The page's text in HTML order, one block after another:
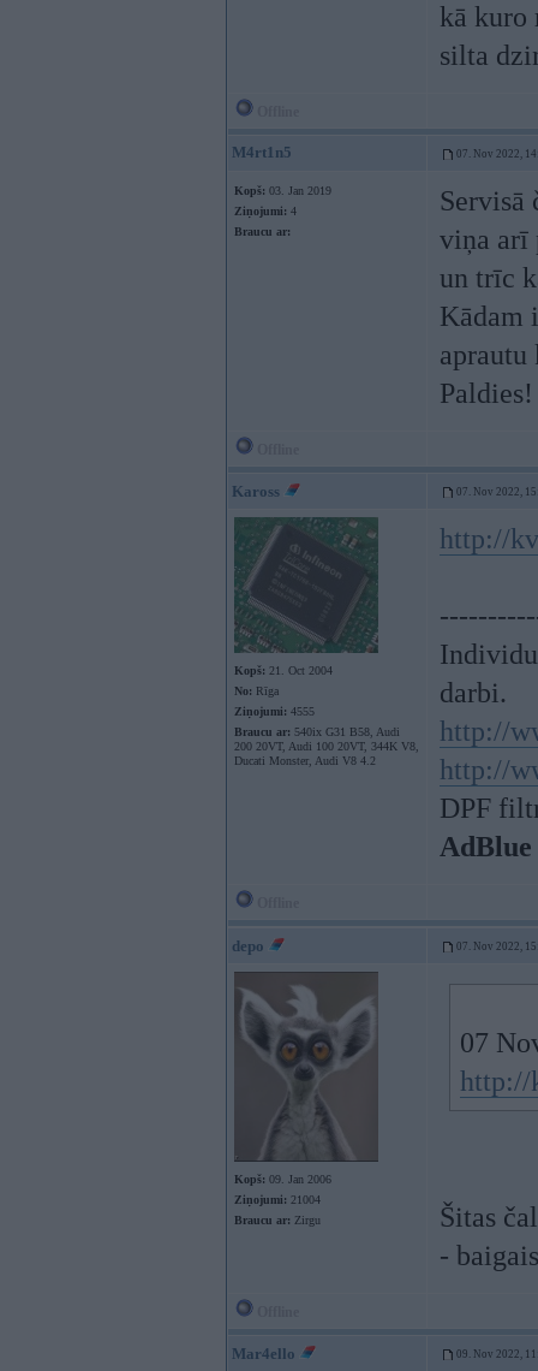
kā kuro
silta
M4rt1n5 07. Nov 2022,
Kopš: 03. Jan 2019
Ziņojumi: 4
Braucu ar:
Servisā
viņa arī
un trīc
Kādam
aprautu
Paldies!
Kaross 07. Nov 2022,
Kopš: 21. Oct 2004
No: Rīga
Ziņojumi: 4555
Braucu ar: 540ix G31 B58, Audi
200 20VT, Audi 100 20VT, 344K V8,
Ducati Monster, Audi V8 4.2
http://
darbi.
http://
http://
DPF
depo 07. Nov 2022,
Kopš: 09. Jan 2006
Ziņojumi: 21004
Braucu ar: Zirgu
07
http://
Šitas
-
Mar4ello 09. Nov 2022,